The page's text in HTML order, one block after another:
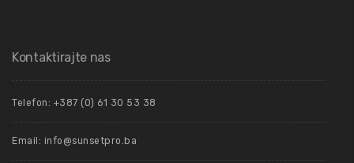
Kontaktirajte nas
Telefon: +387 (0) 61 30 53 38
Email: info@sunsetpro.ba